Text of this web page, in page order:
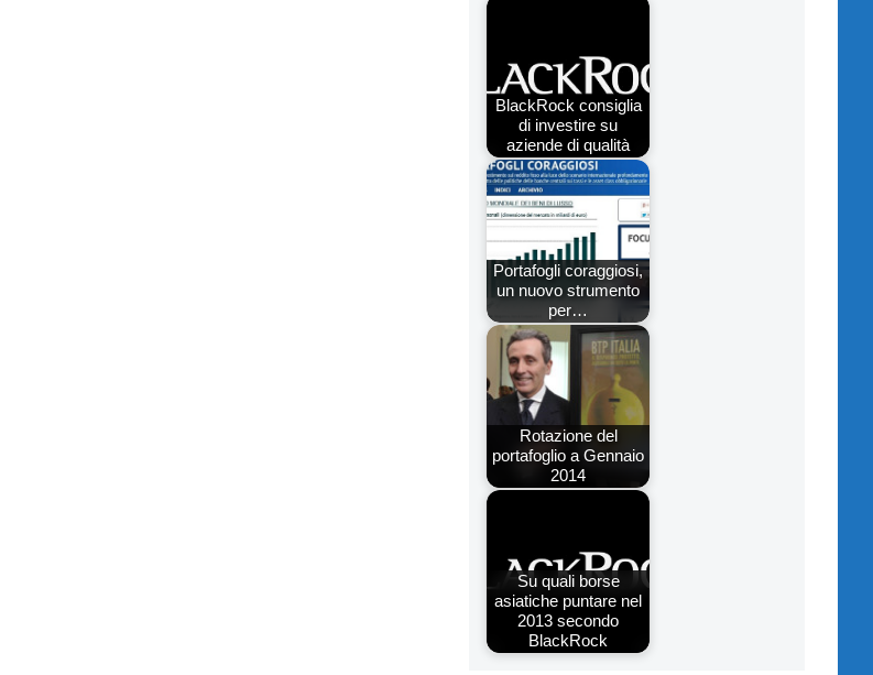
BlackRock consiglia
di investire su
aziende di qualità
Portafogli coraggiosi,
un nuovo strumento
per…
Rotazione del
portafoglio a Gennaio
2014
Su quali borse
asiatiche puntare nel
2013 secondo
BlackRock